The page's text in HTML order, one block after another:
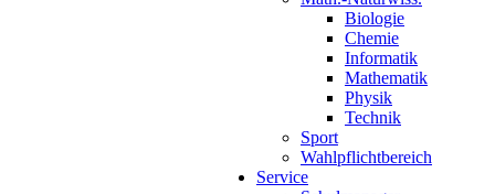
Biologie
Chemie
Informatik
Mathematik
Physik
Technik
Sport
Wahlpflichtbereich
Service